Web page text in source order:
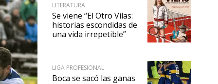
LITERATURA
Se viene “El Otro Vilas:
historias escondidas de
una vida irrepetible”
LIGA PROFESIONAL
Boca se sacó las ganas